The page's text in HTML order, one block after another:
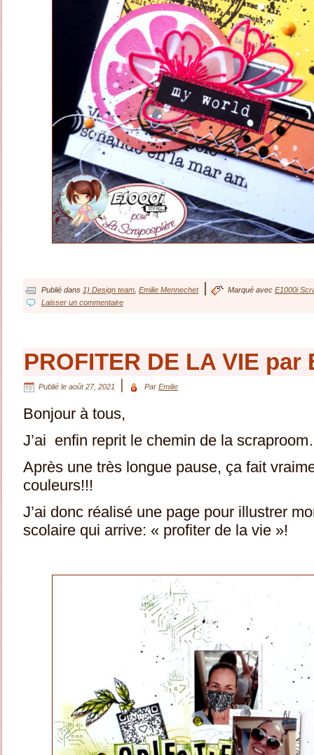
Publié dans 1) Design team Emilie Mennechet Marqué avec E1000i
Laisser un commentaire
PROFITER DE LA VIE par
Publié le août 27, 2021 Par Emilie
Bonjour à tous,
J’ai enfin reprit le chemin de la
Après une très longue pause, ça fait
couleurs!!!
J’ai donc réalisé une page pour illustrer
scolaire qui arrive: « profiter de la vie »!